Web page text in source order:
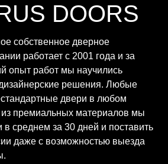
DOORS
собственное дверное
работает с 2001 года и за
опыт работ мы научились
решения. Любые
двери в любом
премиальных материалов мы
среднем за 30 дней и поставить
даже с возможностью выезда